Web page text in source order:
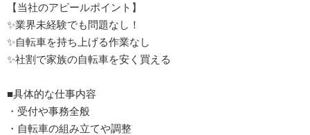
【当社のアピールポイント】
✨業界未経験でも問題なし！
✨自転車を持ち上げる作業なし
✨社割で家族の自転車を安く買える
■具体的な仕事内容
・受付や事務全般
・自転車の組み立てや調整